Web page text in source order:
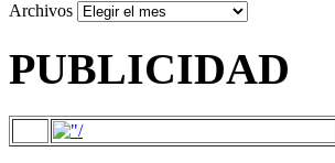
Archivos
PUBLICIDAD